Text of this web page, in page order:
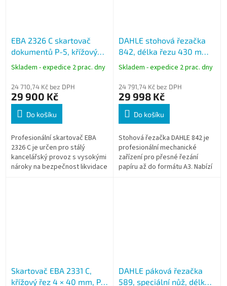
EBA 2326 C skartovač
dokumentů P-5, křížový
řez 2 × 15 mm, 17 listů, koš
Skladem - expedice 2 prac. dny
24 710,74 Kč bez DPH
29 900 Kč
Do košíku
Profesionální skartovač EBA
2326 C je určen pro stálý
kancelářský provoz s vysokými
nároky na bezpečnost likvidace
DAHLE stohová řezačka
842, délka řezu 430 mm,
A3, výška stohu 30 mm
Skladem - expedice 2 prac. dny
24 791,74 Kč bez DPH
29 998 Kč
Do košíku
Stohová řezačka DAHLE 842 je
profesionální mechanické
zařízení pro přesné řezání
papíru až do formátu A3. Nabízí
Skartovač EBA 2331 C,
křížový řez 4 × 40 mm, P-
DAHLE páková řezačka
589, speciální nůž, délka